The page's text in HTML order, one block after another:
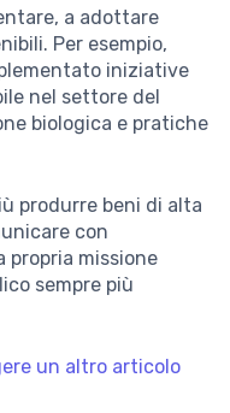
a adottare
Per esempio,
iniziative
nel settore del
biologica e pratiche
produrre beni di alta
con
propria missione
sempre più
un altro articolo